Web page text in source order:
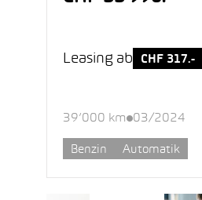
Leasing ab CHF 317.-
39’000 km 03/2024
Benzin Automatik